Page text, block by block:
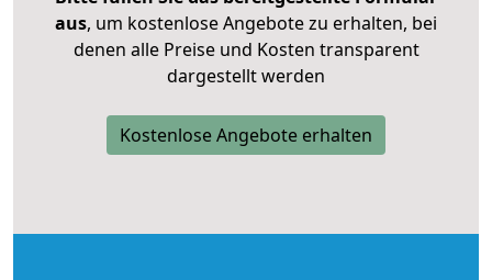
aus, um kostenlose Angebote zu erhalten, bei
denen alle Preise und Kosten transparent
dargestellt werden
Kostenlose Angebote erhalten